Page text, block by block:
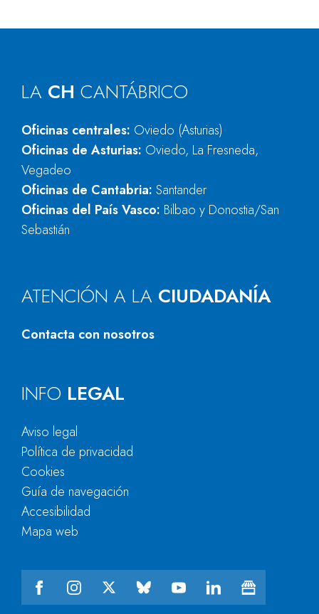
LA CH CANTÁBRICO
Oficinas centrales: Oviedo (Asturias)
Oficinas de Asturias: Oviedo, La Fresneda,
Vegadeo
Oficinas de Cantabria: Santander
Oficinas del País Vasco: Bilbao y Donostia/San
Sebastián
ATENCIÓN A LA CIUDADANÍA
Contacta con nosotros
INFO LEGAL
Aviso legal
Política de privacidad
Cookies
Guía de navegación
Accesibilidad
Mapa web